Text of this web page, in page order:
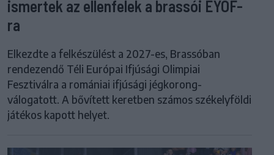
ismertek az ellenfelek a brassói EYOF-
ra
Elkezdte a felkészülést a 2027-es, Brassóban
rendezendő Téli Európai Ifjúsági Olimpiai
Fesztiválra a romániai ifjúsági jégkorong-
válogatott. A bővített keretben számos székelyföldi
játékos kapott helyet.